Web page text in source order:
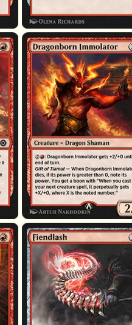
Immolateur drakéide
Fiellefouet